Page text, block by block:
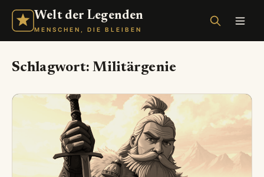
Welt der Legenden
MENSCHEN, DIE BLEIBEN
Schlagwort:Militärgenie